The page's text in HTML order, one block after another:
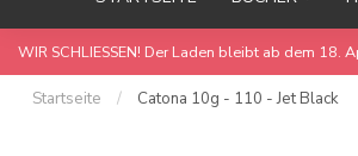
WIR SCHLIESSEN! Der Laden bleibt ab dem
Startseite / Catona 10g - 110 - Jet Black